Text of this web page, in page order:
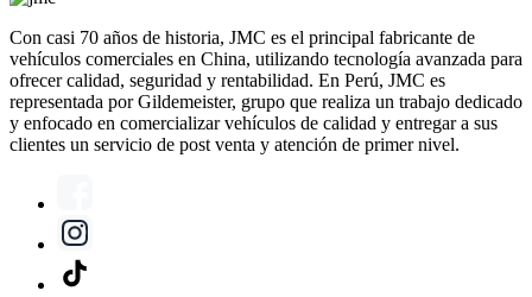
Con casi 70 años de historia, JMC es el principal fabricante de
vehículos comerciales en China, utilizando tecnología avanzada para
ofrecer calidad, seguridad y rentabilidad. En Perú, JMC es
representada por Gildemeister, grupo que realiza un trabajo dedicado
y enfocado en comercializar vehículos de calidad y entregar a sus
clientes un servicio de post venta y atención de primer nivel.